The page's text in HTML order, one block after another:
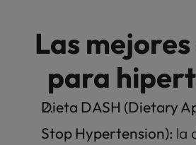
Las
para
Dieta DASH (Dietary
Stop Hypertension): la